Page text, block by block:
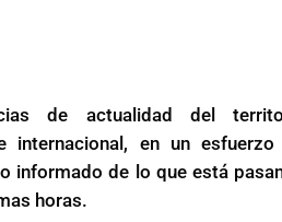
de actualidad del
internacional, en un esfuerzo
informado de lo que está
horas.